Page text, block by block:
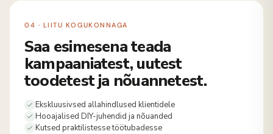
04 · LIITU KOGUKONNAGA
Saa esimesena teada
kampaaniatest, uutest
toodetest ja nõuannetest.
Ekskluusivsed allahindlused klientidele
Hooajalised DIY-juhendid ja nõuanded
Kutsed praktilistesse töötubadesse